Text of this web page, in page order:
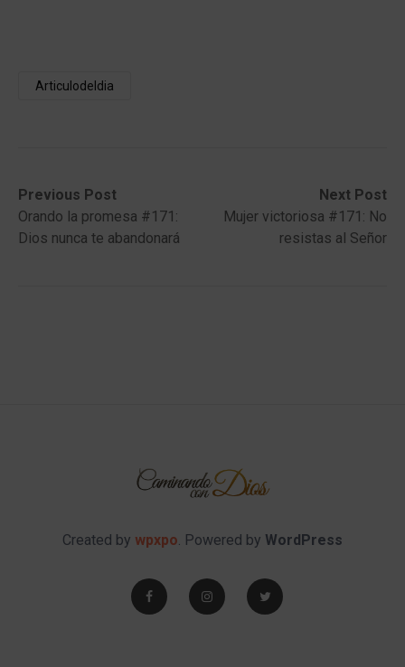
Articulodeldia
Post
navigation
Previous Post
Previous
post:Orando la promesa #171:
Dios nunca te abandonará
Next Post
Next
post:
Mujer victoriosa #171: No
resistas al Señor
Created by wpxpo. Powered by WordPress